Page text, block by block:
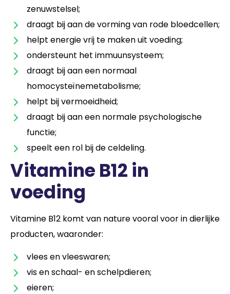
zenuwstelsel;
draagt bij aan de vorming van rode bloedcellen;
helpt energie vrij te maken uit voeding;
ondersteunt het immuunsysteem;
draagt bij aan een normaal
homocysteïnemetabolisme;
helpt bij vermoeidheid;
draagt bij aan een normale psychologische
functie;
speelt een rol bij de celdeling.
Vitamine B12 in
voeding
Vitamine B12 komt van nature vooral voor in dierlijke
producten, waaronder:
vlees en vleeswaren;
vis en schaal- en schelpdieren;
eieren;